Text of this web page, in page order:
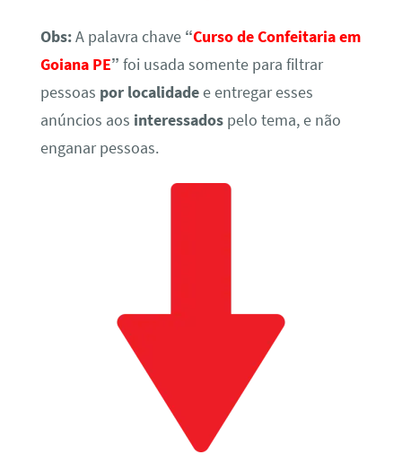
Obs:A palavra chave “Curso de Confeitaria em
Goiana PE” foi usada somente para filtrar
pessoas por localidadee entregar esses
anúncios aos interessadospelo tema, e não
enganar pessoas.